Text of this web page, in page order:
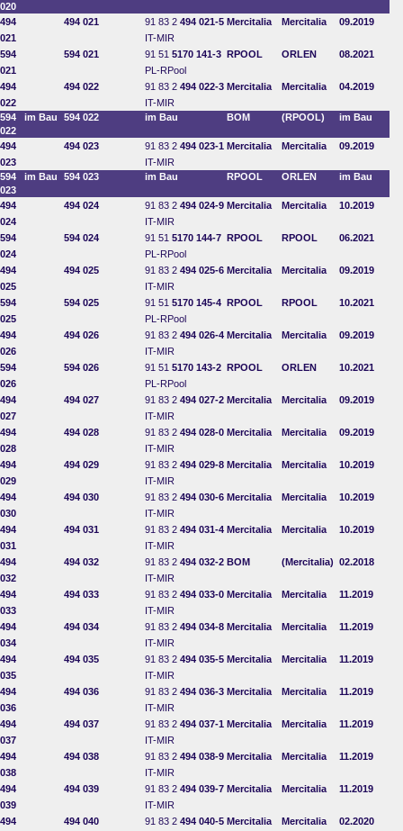
020
494
021
494 021 91 83 2 494 021-5
IT-MIR
Mercitalia Mercitalia 09.2019
594
021
594 021 91 51 5170 141-3
PL-RPool
RPOOL ORLEN 08.2021
494
022
494 022 91 83 2 494 022-3
IT-MIR
Mercitalia Mercitalia 04.2019
594
022
im Bau 594 022 im Bau BOM (RPOOL) im Bau
494
023
494 023 91 83 2 494 023-1
IT-MIR
Mercitalia Mercitalia 09.2019
594
023
im Bau 594 023 im Bau RPOOL ORLEN im Bau
494
024
494 024 91 83 2 494 024-9
IT-MIR
Mercitalia Mercitalia 10.2019
594
024
594 024 91 51 5170 144-7
PL-RPool
RPOOL RPOOL 06.2021
494
025
494 025 91 83 2 494 025-6
IT-MIR
Mercitalia Mercitalia 09.2019
594
025
594 025 91 51 5170 145-4
PL-RPool
RPOOL RPOOL 10.2021
494
026
494 026 91 83 2 494 026-4
IT-MIR
Mercitalia Mercitalia 09.2019
594
026
594 026 91 51 5170 143-2
PL-RPool
RPOOL ORLEN 10.2021
494
027
494 027 91 83 2 494 027-2
IT-MIR
Mercitalia Mercitalia 09.2019
494
028
494 028 91 83 2 494 028-0
IT-MIR
Mercitalia Mercitalia 09.2019
494
029
494 029 91 83 2 494 029-8
IT-MIR
Mercitalia Mercitalia 10.2019
494
030
494 030 91 83 2 494 030-6
IT-MIR
Mercitalia Mercitalia 10.2019
494
031
494 031 91 83 2 494 031-4
IT-MIR
Mercitalia Mercitalia 10.2019
494
032
494 032 91 83 2 494 032-2
IT-MIR
BOM (Mercitalia) 02.2018
494
033
494 033 91 83 2 494 033-0
IT-MIR
Mercitalia Mercitalia 11.2019
494
034
494 034 91 83 2 494 034-8
IT-MIR
Mercitalia Mercitalia 11.2019
494
035
494 035 91 83 2 494 035-5
IT-MIR
Mercitalia Mercitalia 11.2019
494
036
494 036 91 83 2 494 036-3
IT-MIR
Mercitalia Mercitalia 11.2019
494
037
494 037 91 83 2 494 037-1
IT-MIR
Mercitalia Mercitalia 11.2019
494
038
494 038 91 83 2 494 038-9
IT-MIR
Mercitalia Mercitalia 11.2019
494
039
494 039 91 83 2 494 039-7
IT-MIR
Mercitalia Mercitalia 11.2019
494
494 040 91 83 2 494 040-5 Mercitalia Mercitalia 02.2020